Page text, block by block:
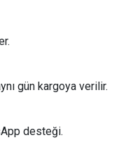
aromasıyla
lezzet
gün kargoya verilir.
desteği.